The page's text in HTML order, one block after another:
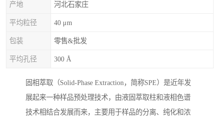
产地 河北石家庄
平均粒径 40 μm
包装 零售&批发
平均孔径 300 Å
固相萃取（Solid-Phase Extraction，简称SPE）是近年发
展起来一种样品预处理技术，由液固萃取柱和液相色谱
技术相结合发展而来，主要用于样品的分离、纯化和浓